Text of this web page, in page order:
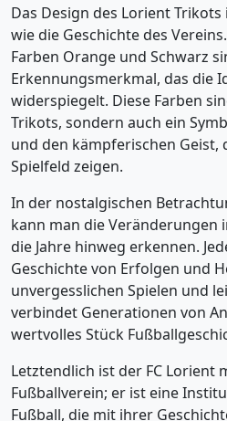
Das Design des Lorient
wie die Geschichte des
Farben Orange und Schwarz
Erkennungsmerkmal, das die
widerspiegelt. Diese Farben
Trikots, sondern auch ein
und den kämpferischen Geist,
Spielfeld zeigen.
In der nostalgischen
kann man die Veränderungen
die Jahre hinweg erkennen.
Geschichte von Erfolgen und
unvergesslichen Spielen und
verbindet Generationen von
wertvolles Stück
Letztendlich ist der FC Lorient
Fußballverein; er ist eine
Fußball, die mit ihrer